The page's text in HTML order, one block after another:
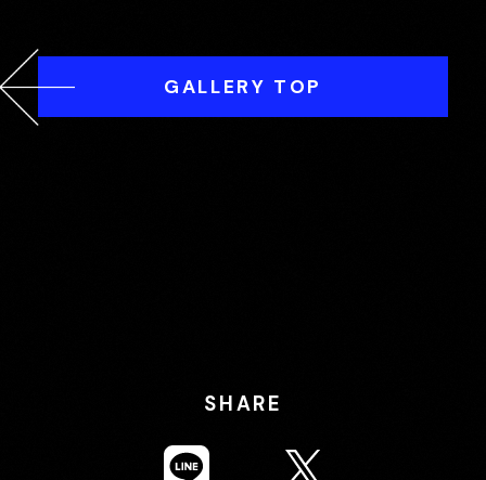
GALLERY TOP
SHARE